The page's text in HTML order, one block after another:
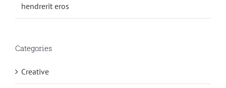
hendrerit eros
Categories
Creative